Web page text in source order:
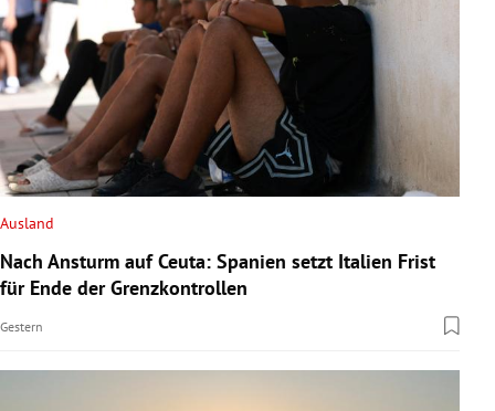
Ausland
Nach Ansturm auf Ceuta: Spanien setzt Italien Frist
für Ende der Grenzkontrollen
Gestern